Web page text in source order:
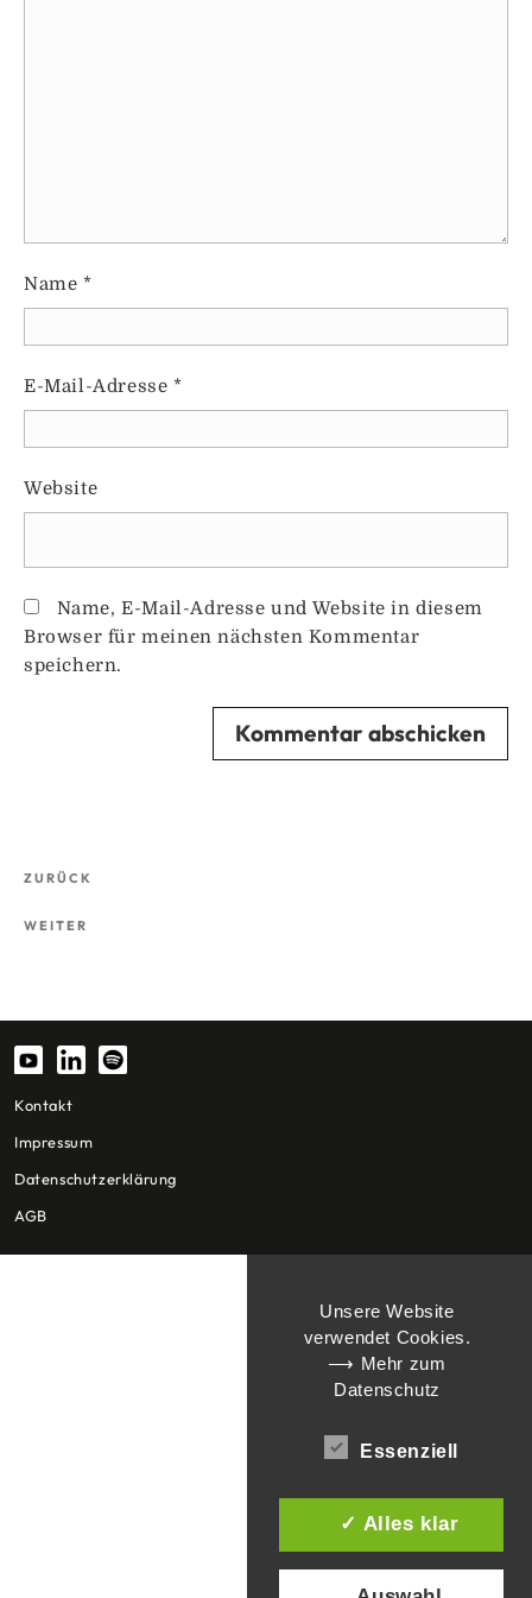
Name *
E-Mail-Adresse *
Website
Name, E-Mail-Adresse und Website in diesem
Browser für meinen nächsten Kommentar
speichern.
Beitragsnavigation
Vorheriger
ZURÜCK
Nächster
WEITER
Kontakt
Impressum
Datenschutzerklärung
AGB
Unsere Website
verwendet Cookies.
⟶ Mehr zum
Datenschutz
Essenziell
✓ Alles klar